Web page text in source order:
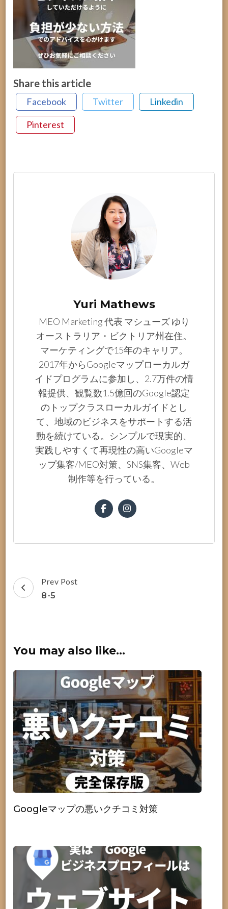
Share this article
Facebook Twitter Linkedin
Pinterest
Yuri Mathews
MEO Marketing 代表 マシューズ ゆり
オーストラリア・ビクトリア州在住。
マーケティングで15年のキャリア。
2017年からGoogleマップローカルガ
イドプログラムに参加し、2.7万件の情
報提供、観覧数1.5億回のGoogle認定
のトップクラスローカルガイドとし
て、地域のビジネスをサポートする活
動を続けている。シンプルで現実的、
実践しやすくて再現性の高いGoogleマ
ップ集客/MEO対策、SNS集客、Web
制作等を行っている。
Post
Navigation
Prev Post
8-5
You may also like...
Googleマップの悪いクチコミ対策